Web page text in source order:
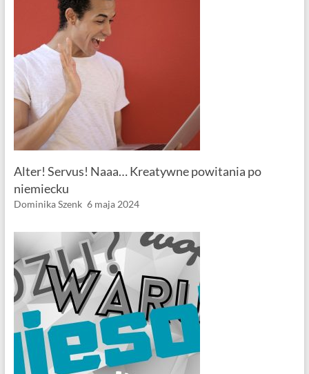
Alter! Servus! Naaa… Kreatywne powitania po
niemiecku
Dominika Szenk 6 maja 2024